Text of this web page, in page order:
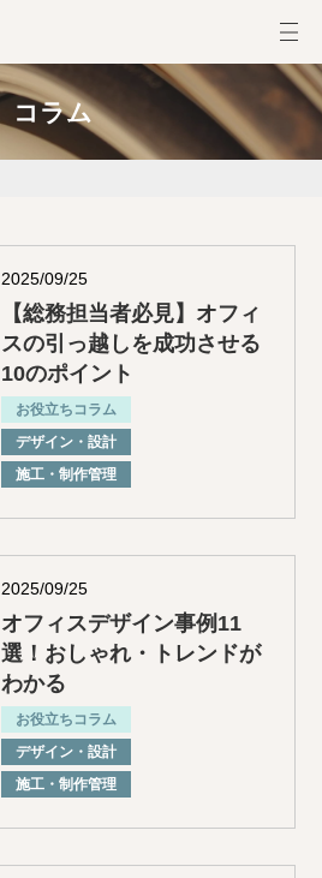
コラム
2025/09/25
【総務担当者必見】オフィ
スの引っ越しを成功させる
10のポイント
お役立ちコラム
デザイン・設計
施⼯・制作管理
2025/09/25
オフィスデザイン事例11
選！おしゃれ・トレンドが
わかる
お役立ちコラム
デザイン・設計
施⼯・制作管理